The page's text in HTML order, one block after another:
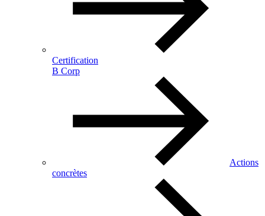
Certification
B Corp
Actions
concrètes